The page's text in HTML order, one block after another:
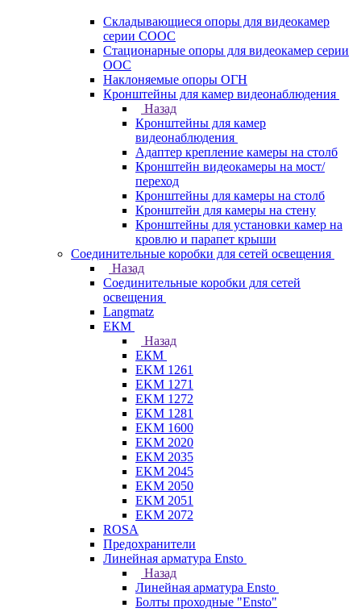
Складывающиеся опоры для видеокамер
серии СООС
Стационарные опоры для видеокамер серии
ООС
Наклоняемые опоры ОГН
Кронштейны для камер видеонаблюдения
Назад
Кронштейны для камер
видеонаблюдения
Адаптер крепление камеры на столб
Кронштейн видеокамеры на мост/
переход
Кронштейны для камеры на столб
Кронштейн для камеры на стену
Кронштейны для установки камер на
кровлю и парапет крыши
Соединительные коробки для сетей освещения
Назад
Соединительные коробки для сетей
освещения
Langmatz
ЕКМ
Назад
ЕКМ
EKM 1261
EKM 1271
EKM 1272
EKM 1281
EKM 1600
EKM 2020
EKM 2035
EKM 2045
EKM 2050
EKM 2051
EKM 2072
ROSA
Предохранители
Линейная арматура Ensto
Назад
Линейная арматура Ensto
Болты проходные "Ensto"